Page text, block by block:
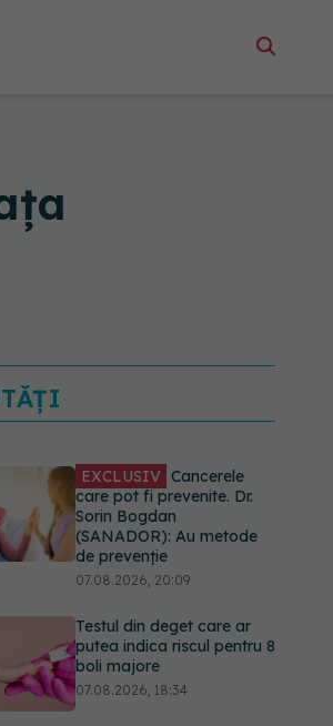
EXCLUSIV Cancerele
care pot fi prevenite. Dr.
Sorin Bogdan
(SANADOR): Au metode
de prevenție
07.08.2026, 20:09
Testul din deget care ar
putea indica riscul pentru 8
boli majore
07.08.2026, 18:34